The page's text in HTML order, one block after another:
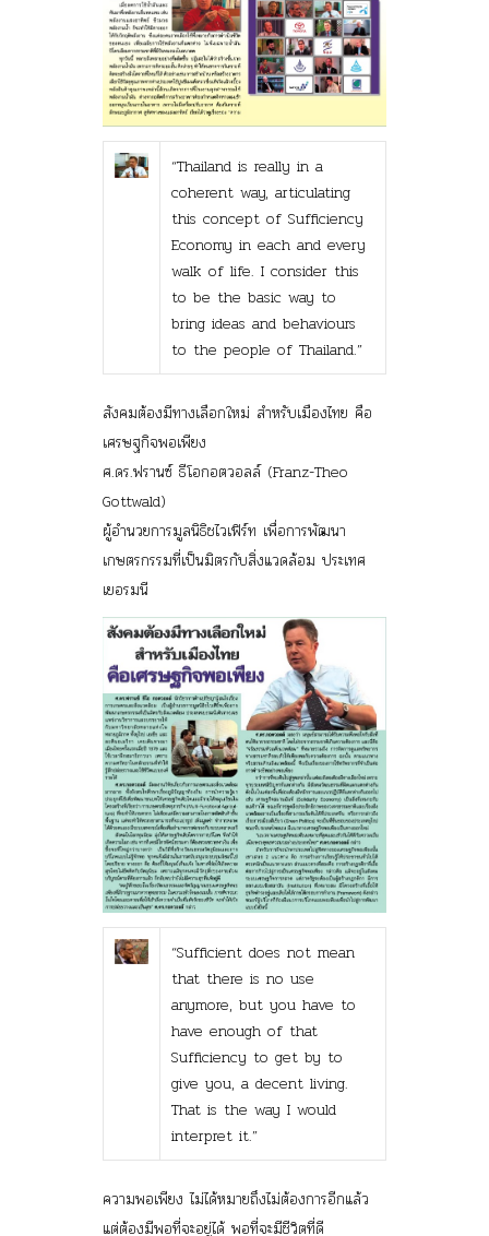
“Thailand is really in a
coherent way, articulating
this concept of Sufficiency
Economy in each and every
walk of life. I consider this
to be the basic way to
bring ideas and behaviours
to the people of Thailand.”
สังคมต้องมีทางเลือกใหม่ สำหรับเมืองไทย คือ
เศรษฐกิจพอเพียง
ศ.ดร.ฟรานซ์ ธีโอกอตวอลล์ (Franz-Theo
Gottwald)
ผู้อำนวยการมูลนิธิชไวเฟิร์ท เพื่อการพัฒนา
เกษตรกรรมที่เป็นมิตรกับสิ่งแวดล้อม ประเทศ
เยอรมนี
“Sufficient does not mean
that there is no use
anymore, but you have to
have enough of that
Sufficiency to get by to
give you, a decent living.
That is the way I would
interpret it.”
ความพอเพียง ไม่ได้หมายถึงไม่ต้องการอีกแล้ว
แต่ต้องมีพอที่จะอยู่ได้ พอที่จะมีชีวิตที่ดี